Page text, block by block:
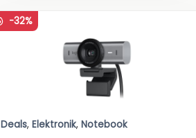
-32%
Deals, Elektronik, Notebook